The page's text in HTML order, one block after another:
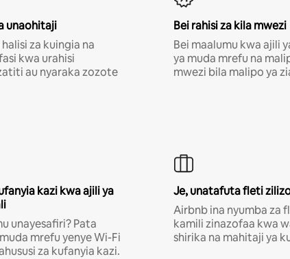
unaohitaji
za kuingia na
kwa urahisi
au nyaraka zozote
Bei rahisi za kila mwezi
Bei maalumu kwa ajili
ya muda mrefu na
mwezi bila malipo ya
kazi kwa ajili ya
unayesafiri? Pata
mrefu yenye Wi-Fi
za kufanyia kazi.
Je, unatafuta fleti
Airbnb ina nyumba za
kamili zinazofaa kwa
shirika na mahitaji ya